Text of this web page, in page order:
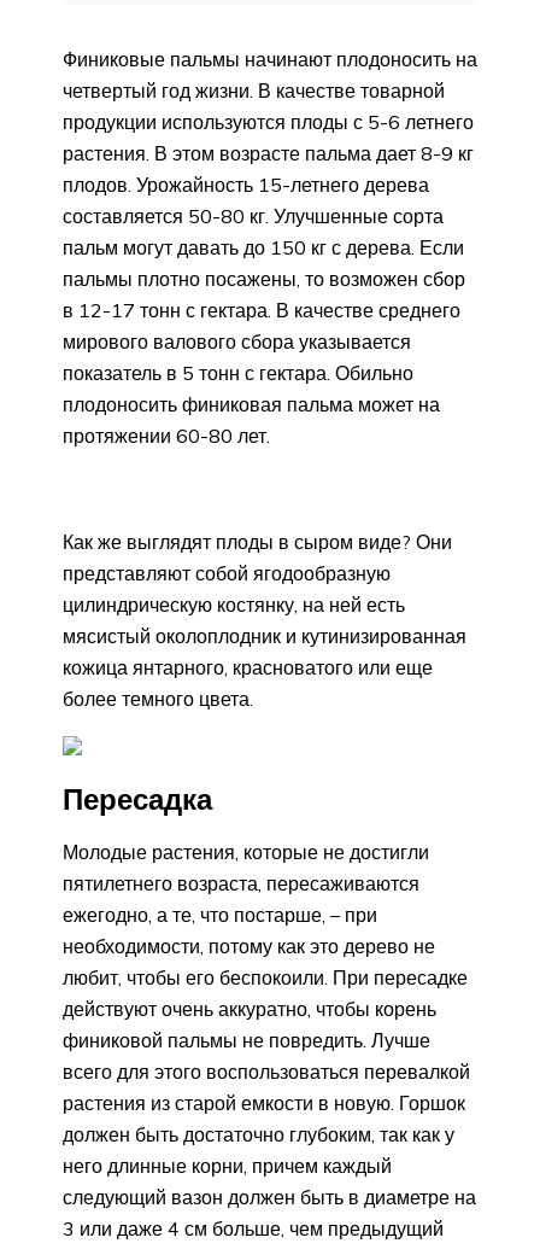
Финиковые пальмы начинают плодоносить на
четвертый год жизни. В качестве товарной
продукции используются плоды с 5-6 летнего
растения. В этом возрасте пальма дает 8-9 кг
плодов. Урожайность 15-летнего дерева
составляется 50-80 кг. Улучшенные сорта
пальм могут давать до 150 кг с дерева. Если
пальмы плотно посажены, то возможен сбор
в 12-17 тонн с гектара. В качестве среднего
мирового валового сбора указывается
показатель в 5 тонн с гектара. Обильно
плодоносить финиковая пальма может на
протяжении 60-80 лет.
Как же выглядят плоды в сыром виде? Они
представляют собой ягодообразную
цилиндрическую костянку, на ней есть
мясистый околоплодник и кутинизированная
кожица янтарного, красноватого или еще
более темного цвета.
Пересадка
Молодые растения, которые не достигли
пятилетнего возраста, пересаживаются
ежегодно, а те, что постарше, – при
необходимости, потому как это дерево не
любит, чтобы его беспокоили. При пересадке
действуют очень аккуратно, чтобы корень
финиковой пальмы не повредить. Лучше
всего для этого воспользоваться перевалкой
растения из старой емкости в новую. Горшок
должен быть достаточно глубоким, так как у
него длинные корни, причем каждый
следующий вазон должен быть в диаметре на
3 или даже 4 см больше, чем предыдущий